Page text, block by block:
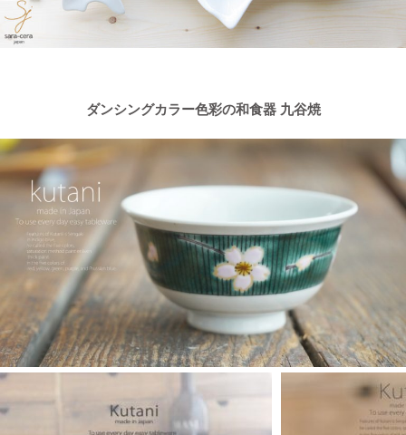
ダンシングカラー色彩の和食器 九谷焼